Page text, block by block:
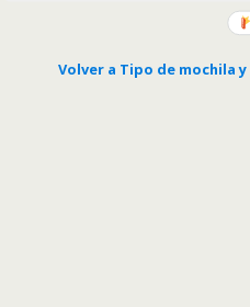
Volver a Tipo de mochila